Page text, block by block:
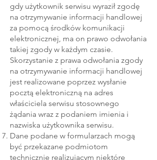
gdy użytkownik serwisu wyraził zgodę
na otrzymywanie informacji handlowej
za pomocą środków komunikacji
elektronicznej, ma on prawo odwołania
takiej zgody w każdym czasie.
Skorzystanie z prawa odwołania zgody
na otrzymywanie informacji handlowej
jest realizowane poprzez wysłanie
pocztą elektroniczną na adres
właściciela serwisu stosownego
żądania wraz z podaniem imienia i
nazwiska użytkownika serwisu.
Dane podane w formularzach mogą
być przekazane podmiotom
technicznie realizującym niektóre